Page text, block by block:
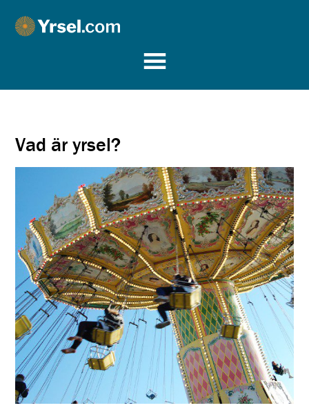
Yrsel.com
Vad är yrsel?